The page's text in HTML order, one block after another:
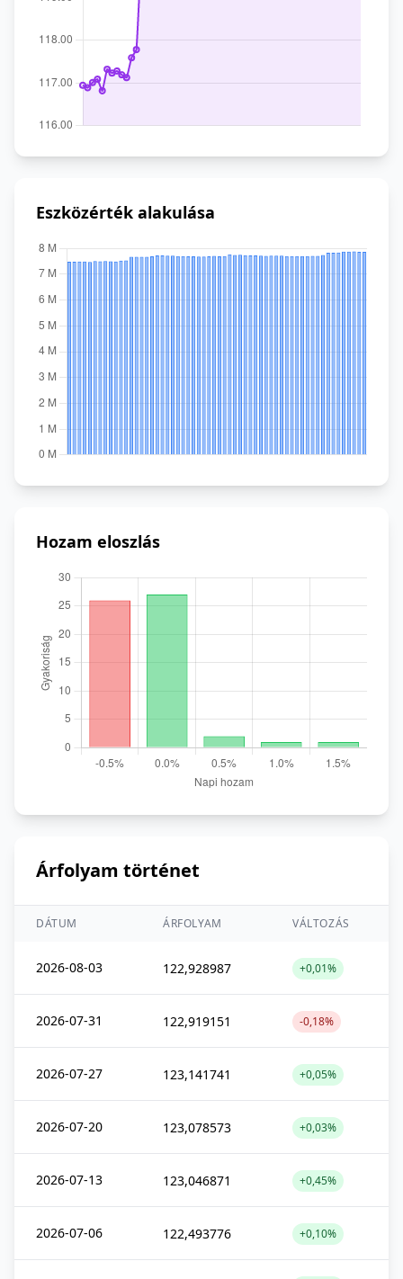
Eszközérték alakulása
Hozam eloszlás
Árfolyam történet
DÁTUM ÁRFOLYAM VÁLTOZÁS
2026-08-03 122,928987 +0,01%
2026-07-31 122,919151 -0,18%
2026-07-27 123,141741 +0,05%
2026-07-20 123,078573 +0,03%
2026-07-13 123,046871 +0,45%
2026-07-06 122,493776 +0,10%